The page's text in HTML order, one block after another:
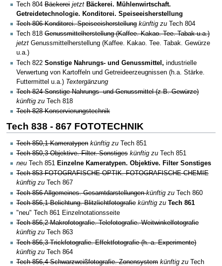
Tech 804 Bäckerei jetzt Bäckerei. Mühlenwirtschaft.
Getreidetechnologie. Konditorei. Speiseeisherstellung
Tech 806 Konditorei. Speiseeisherstellung künftig zu Tech 804
Tech 818 Genussmittelherstellung (Kaffee. Kakao. Tee. Tabak u.a.)
jetzt Genussmittelherstellung (Kaffee. Kakao. Tee. Tabak. Gewürze
u.a.)
Tech 822 Sonstige Nahrungs- und Genussmittel, industrielle
Verwertung von Kartoffeln und Getreideerzeugnissen (h.a. Stärke.
Futtermittel u.a.) Textergänzung
Tech 824 Sonstige Nahrungs- und Genussmittel (z.B. Gewürze)
künftig zu Tech 818
Tech 828 Konservierungstechnik
Tech 838 - 867 FOTOTECHNIK
Tech 850,1 Kameratypen künftig zu Tech 851
Tech 850,3 Objektive. Filter. Sonstiges künftig zu Tech 851
neu Tech 851 Einzelne Kameratypen. Objektive. Filter Sonstiges
Tech 853 FOTOGRAFISCHE OPTIK. FOTOGRAFISCHE CHEMIE
künftig zu
Tech 867
Tech 856 Allgemeines. Gesamtdarstellungenkünftig zu Tech 860
Tech 856,1 Belichtung. Blitzlichtfotografie künftig zu Tech 861
"neu" Tech 861 Einzelnotationsseite
Tech 856,2 Makrofotografie. Telefotografie. Weitwinkelfotografie
künftig zu Tech 863
Tech 856,3 Trickfotografie. Effektfotografie (h. a. Experimente)
künftig zu Tech 864
Tech 856,4 Schwarzweißfotografie. Zonensystem künftig zu Tech